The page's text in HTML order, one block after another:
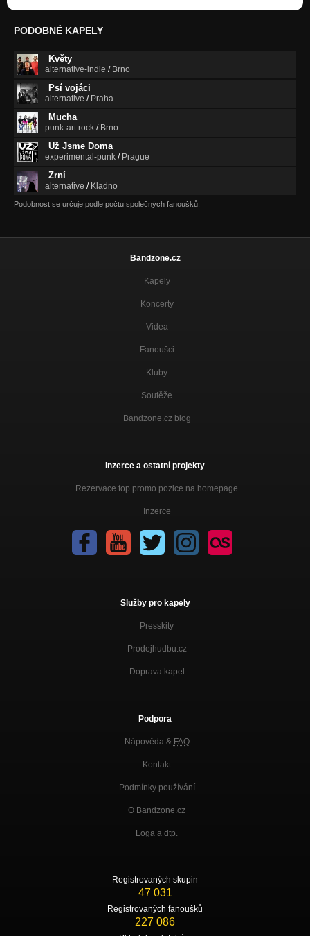
PODOBNÉ KAPELY
Květy
alternative-indie / Brno
Psí vojáci
alternative / Praha
Mucha
punk-art rock / Brno
Už Jsme Doma
experimental-punk / Prague
Zrní
alternative / Kladno
Podobnost se určuje podle počtu společných fanoušků.
Bandzone.cz
Kapely
Koncerty
Videa
Fanoušci
Kluby
Soutěže
Bandzone.cz blog
Inzerce a ostatní projekty
Rezervace top promo pozice na homepage
Inzerce
Služby pro kapely
Presskity
Prodejhudbu.cz
Doprava kapel
Podpora
Nápověda & FAQ
Kontakt
Podmínky používání
O Bandzone.cz
Loga a dtp.
Registrovaných skupin
47 031
Registrovaných fanoušků
227 086